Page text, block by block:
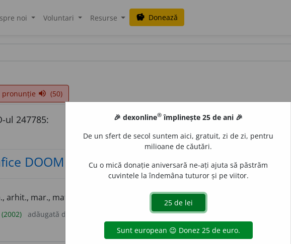
noi Voluntari Resurse savings Donează
pronunție volume_up (50)
ul 247785:
DOOM
arhit., mar., mat., ind. piel.) s. n., pl. suri
adăugată de
🎉 dexonline® împlinește 25 de ani 🎉
De un sfert de secol suntem aici, gratuit, zi de zi, pentru
milioane de căutări.
Cu o mică donație aniversară ne-ați ajuta să păstrăm
cuvintele la îndemâna tuturor și pe viitor.